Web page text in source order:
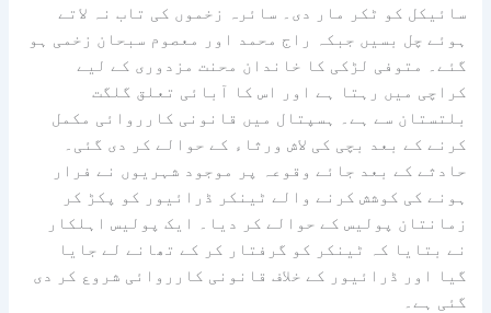
سائیکل کو ٹکر مار دی۔ سائرہ زخموں کی تاب نہ لاتے
ہوئے چل بسیں جبکہ راج محمد اور معصوم سبحان زخمی ہو
گئے۔ متوفی لڑکی کا خاندان محنت مزدوری کے لیے
کراچی میں رہتا ہے اور اس کا آبائی تعلق گلگت
بلتستان سے ہے۔ ہسپتال میں قانونی کارروائی مکمل
کرنے کے بعد بچی کی لاش ورثاء کے حوالے کر دی گئی۔
حادثے کے بعد جائے وقوعہ پر موجود شہریوں نے فرار
ہونے کی کوشش کرنے والے ٹینکر ڈرائیور کو پکڑ کر
زمانتان پولیس کے حوالے کر دیا۔ ایک پولیس اہلکار
نے بتایا کہ ٹینکر کو گرفتار کر کے تھانے لے جایا
گیا اور ڈرائیور کے خلاف قانونی کارروائی شروع کر دی
گئی ہے۔